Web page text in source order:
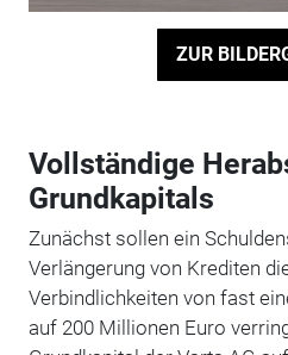
ZUR
Vollständige
Grundkapitals
Zunächst sollen ein
Verlängerung von Krediten
Verbindlichkeiten von fast
auf 200 Millionen Euro